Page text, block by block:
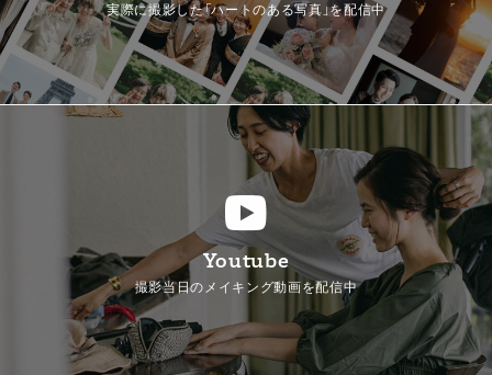
実際に撮影した「ハートのある写真」を配信中
Youtube
撮影当日のメイキング動画を配信中